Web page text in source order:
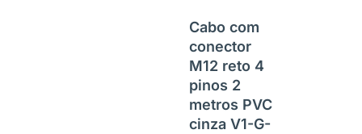
Cabo com
conector
M12 reto 4
pinos 2
metros PVC
cinza V1-G-